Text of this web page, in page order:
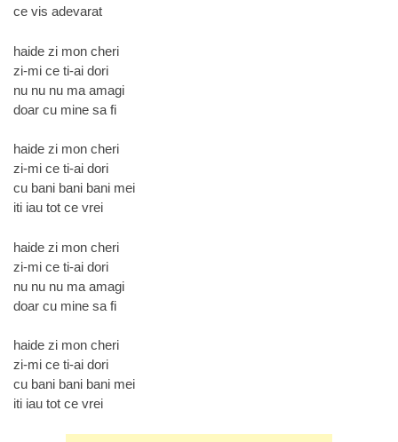
ce vis adevarat
haide zi mon cheri
zi-mi ce ti-ai dori
nu nu nu ma amagi
doar cu mine sa fi
haide zi mon cheri
zi-mi ce ti-ai dori
cu bani bani bani mei
iti iau tot ce vrei
haide zi mon cheri
zi-mi ce ti-ai dori
nu nu nu ma amagi
doar cu mine sa fi
haide zi mon cheri
zi-mi ce ti-ai dori
cu bani bani bani mei
iti iau tot ce vrei